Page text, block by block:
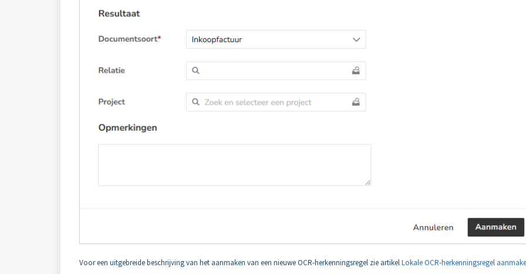
Voor een uitgebreide beschrijving van het aanmaken van een nieuwe OCR-herkenningsregel zie artikelLokale OCR-herkenningsregel